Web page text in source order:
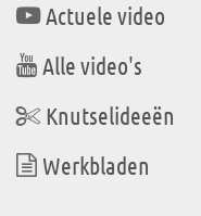
Actuele video
Alle video's
Knutselideeën
Werkbladen